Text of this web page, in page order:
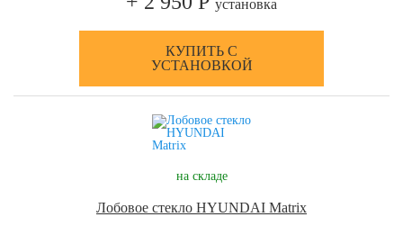
установка
КУПИТЬ С
УСТАНОВКОЙ
на складе
Лобовое стекло HYUNDAI Matrix